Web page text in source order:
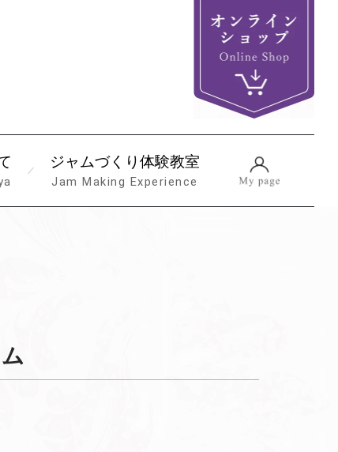
ジャムづくり体験教室
Jam Making Experience